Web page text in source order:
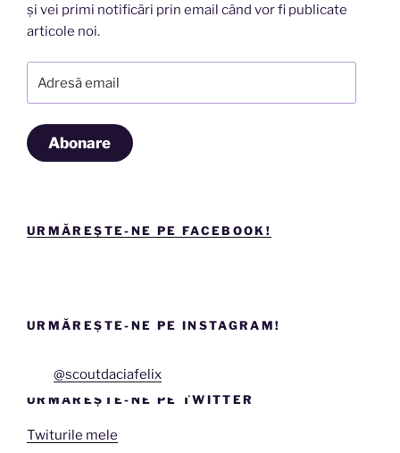
și vei primi notificări prin email când vor fi publicate
articole noi.
Abonare
URMĂREȘTE-NE PE FACEBOOK!
URMĂREȘTE-NE PE INSTAGRAM!
@scoutdaciafelix
URMĂREȘTE-NE PE TWITTER
Twiturile mele